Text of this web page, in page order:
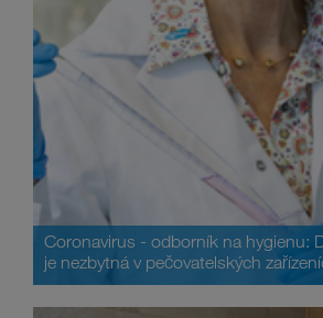
Coronavirus - odborník na hygienu:
je nezbytná v pečovatelských